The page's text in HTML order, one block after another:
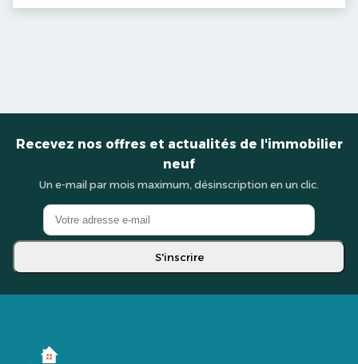
Recevez nos offres et actualités de l'immobilier
neuf
Un e-mail par mois maximum, désinscription en un clic.
S'inscrire